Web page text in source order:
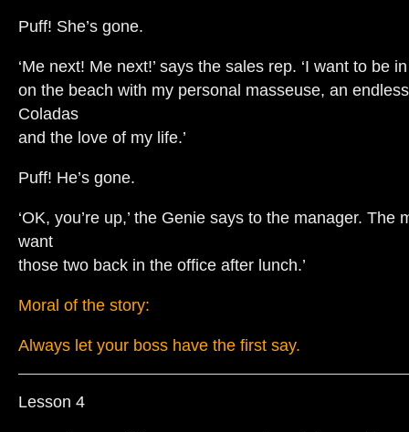
Puff! She’s gone.
‘Me next! Me next!’ says the sales rep. ‘I want to be
on the beach with my personal masseuse, an
Coladas
and the love of my life.’
Puff! He’s gone.
‘OK, you’re up,’ the Genie says to the manager. The
want
those two back in the office after lunch.’
Moral of the story:
Always let your boss have the first say.
Lesson 4